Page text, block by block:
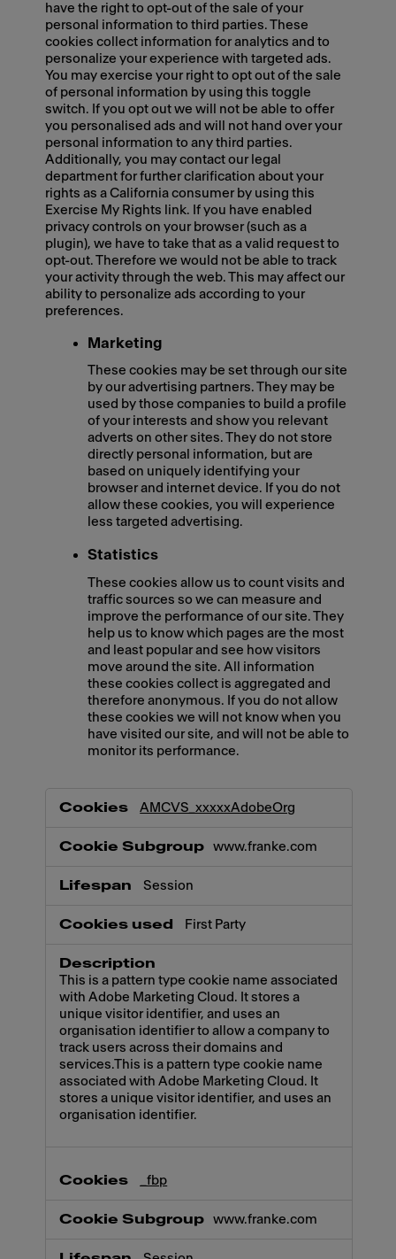
have the right to opt-out of the sale of your
personal information to third parties. These
cookies collect information for analytics and to
personalize your experience with targeted ads.
You may exercise your right to opt out of the sale
of personal information by using this toggle
switch. If you opt out we will not be able to offer
you personalised ads and will not hand over your
personal information to any third parties.
Additionally, you may contact our legal
department for further clarification about your
rights as a California consumer by using this
Exercise My Rights link. If you have enabled
privacy controls on your browser (such as a
plugin), we have to take that as a valid request to
opt-out. Therefore we would not be able to track
your activity through the web. This may affect our
ability to personalize ads according to your
preferences.
Marketing
These cookies may be set through our site
by our advertising partners. They may be
used by those companies to build a profile
of your interests and show you relevant
adverts on other sites. They do not store
directly personal information, but are
based on uniquely identifying your
browser and internet device. If you do not
allow these cookies, you will experience
less targeted advertising.
Statistics
These cookies allow us to count visits and
traffic sources so we can measure and
improve the performance of our site. They
help us to know which pages are the most
and least popular and see how visitors
move around the site. All information
these cookies collect is aggregated and
therefore anonymous. If you do not allow
these cookies we will not know when you
have visited our site, and will not be able to
monitor its performance.
AMCVS_xxxxxAdobeOrg
www.franke.com
Session
First Party
This is a pattern type cookie name associated
with Adobe Marketing Cloud. It stores a
unique visitor identifier, and uses an
organisation identifier to allow a company to
track users across their domains and
services.This is a pattern type cookie name
associated with Adobe Marketing Cloud. It
stores a unique visitor identifier, and uses an
organisation identifier.
_fbp
www.franke.com